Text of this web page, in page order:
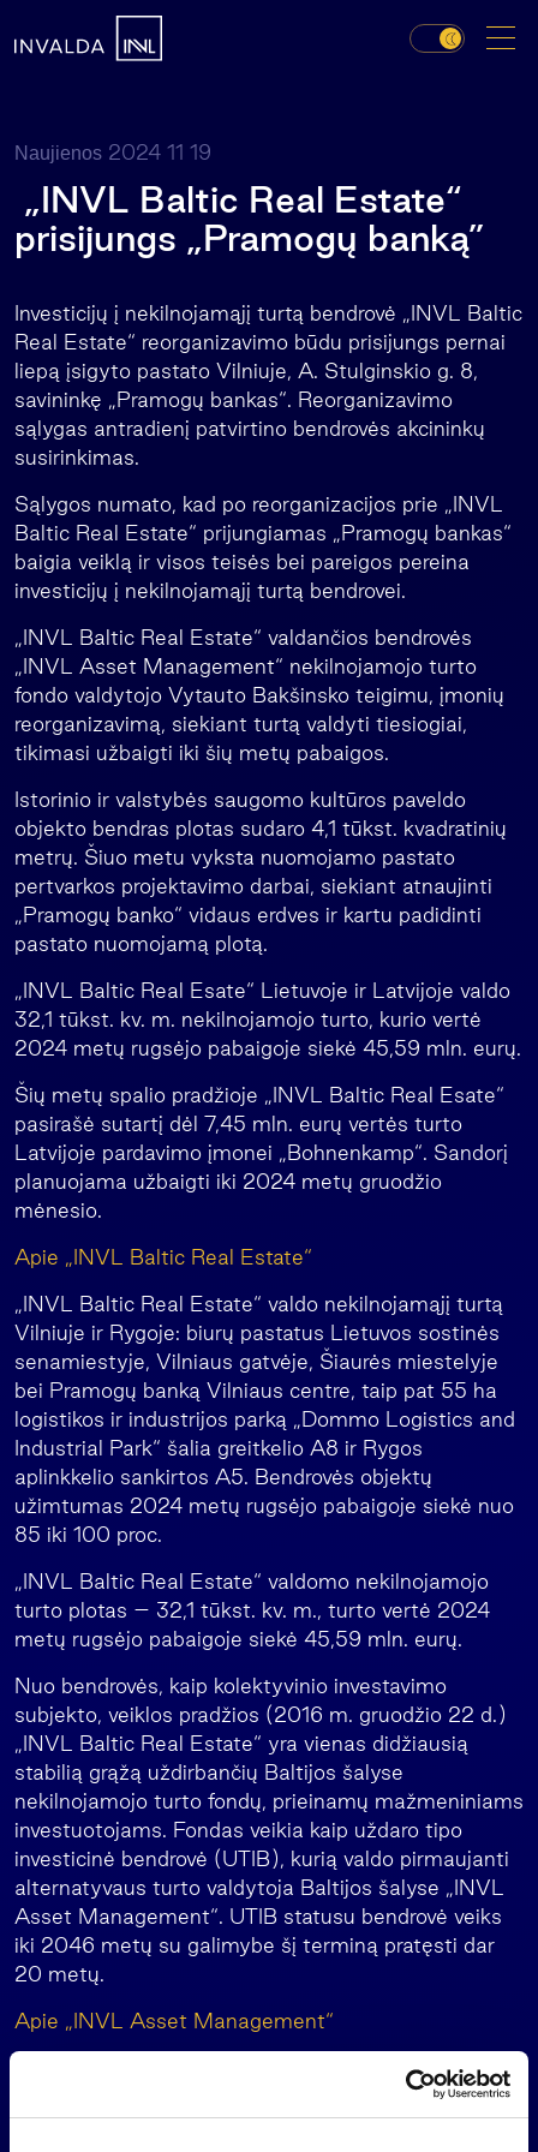
Naujienos 2024 11 19
„INVL Baltic Real Estate“
prisijungs „Pramogų banką”
Investicijų į nekilnojamąjį turtą bendrovė „INVL Baltic
Real Estate“ reorganizavimo būdu prisijungs pernai
liepą įsigyto pastato Vilniuje, A. Stulginskio g. 8,
savininkę „Pramogų bankas“. Reorganizavimo
sąlygas antradienį patvirtino bendrovės akcininkų
susirinkimas.
Sąlygos numato, kad po reorganizacijos prie „INVL
Baltic Real Estate“ prijungiamas „Pramogų bankas“
baigia veiklą ir visos teisės bei pareigos pereina
investicijų į nekilnojamąjį turtą bendrovei.
„INVL Baltic Real Estate“ valdančios bendrovės
„INVL Asset Management“ nekilnojamojo turto
fondo valdytojo Vytauto Bakšinsko teigimu, įmonių
reorganizavimą, siekiant turtą valdyti tiesiogiai,
tikimasi užbaigti iki šių metų pabaigos.
Istorinio ir valstybės saugomo kultūros paveldo
objekto bendras plotas sudaro 4,1 tūkst. kvadratinių
metrų. Šiuo metu vyksta nuomojamo pastato
pertvarkos projektavimo darbai, siekiant atnaujinti
„Pramogų banko“ vidaus erdves ir kartu padidinti
pastato nuomojamą plotą.
„INVL Baltic Real Esate“ Lietuvoje ir Latvijoje valdo
32,1 tūkst. kv. m. nekilnojamojo turto, kurio vertė
2024 metų rugsėjo pabaigoje siekė 45,59 mln. eurų.
Šių metų spalio pradžioje „INVL Baltic Real Esate“
pasirašė sutartį dėl 7,45 mln. eurų vertės turto
Latvijoje pardavimo įmonei „Bohnenkamp“. Sandorį
planuojama užbaigti iki 2024 metų gruodžio
mėnesio.
Apie „INVL Baltic Real Estate“
„INVL Baltic Real Estate“ valdo nekilnojamąjį turtą
Vilniuje ir Rygoje: biurų pastatus Lietuvos sostinės
senamiestyje, Vilniaus gatvėje, Šiaurės miestelyje
bei Pramogų banką Vilniaus centre, taip pat 55 ha
logistikos ir industrijos parką „Dommo Logistics and
Industrial Park“ šalia greitkelio A8 ir Rygos
aplinkkelio sankirtos A5. Bendrovės objektų
užimtumas 2024 metų rugsėjo pabaigoje siekė nuo
85 iki 100 proc.
„INVL Baltic Real Estate“ valdomo nekilnojamojo
turto plotas – 32,1 tūkst. kv. m., turto vertė 2024
metų rugsėjo pabaigoje siekė 45,59 mln. eurų.
Nuo bendrovės, kaip kolektyvinio investavimo
subjekto, veiklos pradžios (2016 m. gruodžio 22 d.)
„INVL Baltic Real Estate“ yra vienas didžiausią
stabilią grąžą uždirbančių Baltijos šalyse
nekilnojamojo turto fondų, prieinamų mažmeniniams
investuotojams. Fondas veikia kaip uždaro tipo
investicinė bendrovė (UTIB), kurią valdo pirmaujanti
alternatyvaus turto valdytoja Baltijos šalyse „INVL
Asset Management“. UTIB statusu bendrovė veiks
iki 2046 metų su galimybe šį terminą pratęsti dar
20 metų.
Apie „INVL Asset Management“
„INVL Asset Management“ yra pirmaujanti
alternatyvaus turto valdytoja Baltijos šalyse.
Siekiame geriausio rizikos ir grąžos santykio